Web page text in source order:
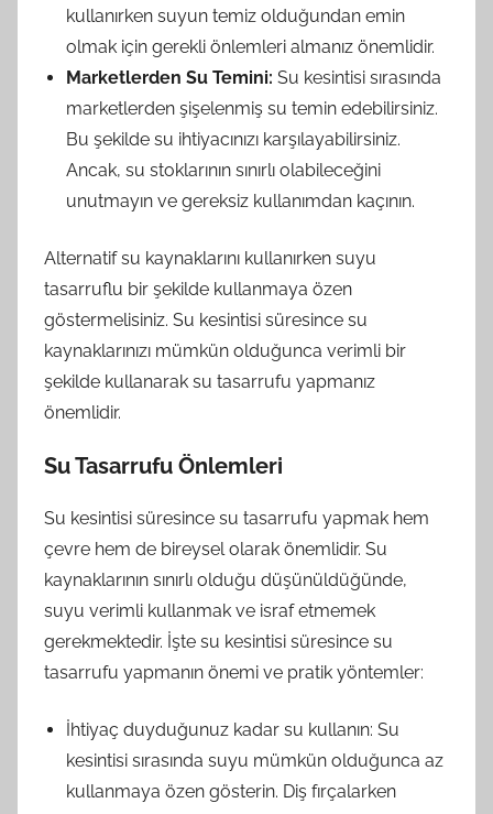
kullanırken suyun temiz olduğundan emin
olmak için gerekli önlemleri almanız önemlidir.
Marketlerden Su Temini: Su kesintisi sırasında
marketlerden şişelenmiş su temin edebilirsiniz.
Bu şekilde su ihtiyacınızı karşılayabilirsiniz.
Ancak, su stoklarının sınırlı olabileceğini
unutmayın ve gereksiz kullanımdan kaçının.
Alternatif su kaynaklarını kullanırken suyu
tasarruflu bir şekilde kullanmaya özen
göstermelisiniz. Su kesintisi süresince su
kaynaklarınızı mümkün olduğunca verimli bir
şekilde kullanarak su tasarrufu yapmanız
önemlidir.
Su Tasarrufu Önlemleri
Su kesintisi süresince su tasarrufu yapmak hem
çevre hem de bireysel olarak önemlidir. Su
kaynaklarının sınırlı olduğu düşünüldüğünde,
suyu verimli kullanmak ve israf etmemek
gerekmektedir. İşte su kesintisi süresince su
tasarrufu yapmanın önemi ve pratik yöntemler:
İhtiyaç duyduğunuz kadar su kullanın: Su
kesintisi sırasında suyu mümkün olduğunca az
kullanmaya özen gösterin. Diş fırçalarken